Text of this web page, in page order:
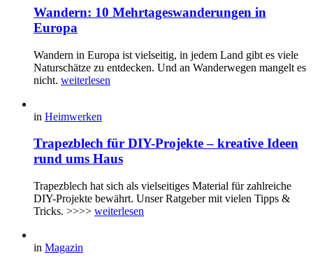
Wandern: 10 Mehrtageswanderungen in
Europa
Wandern in Europa ist vielseitig, in jedem Land gibt es viele
Naturschätze zu entdecken. Und an Wanderwegen mangelt es
nicht. weiterlesen
in Heimwerken
Trapezblech für DIY-Projekte – kreative Ideen
rund ums Haus
Trapezblech hat sich als vielseitiges Material für zahlreiche
DIY-Projekte bewährt. Unser Ratgeber mit vielen Tipps &
Tricks. >>>> weiterlesen
in Magazin